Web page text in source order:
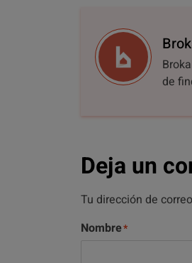
de
Deja un
Tu dirección de
Nombre